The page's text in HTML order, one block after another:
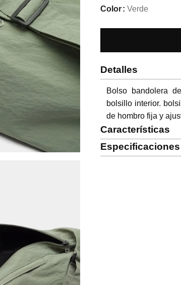
Color Verde
Detalles
Bolso bandolera
bolsillo interior.
de hombro fija y
Características
Especificaciones